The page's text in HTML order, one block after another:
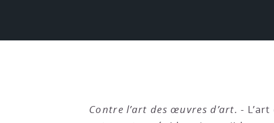
Contre l’art des œuvres d’art. -